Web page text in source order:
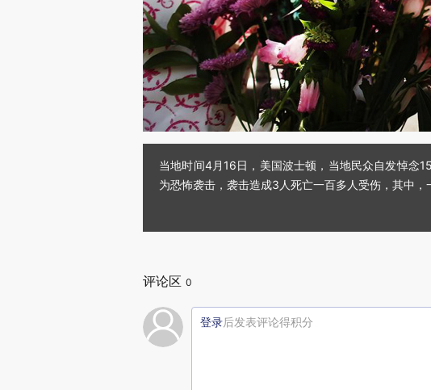
当地时间4月16日，美国波士顿，当地民众自发悼念
为恐怖袭击，袭击造成3人死亡一百多人受伤，其中，
评论区 0
登录后发表评论得积分